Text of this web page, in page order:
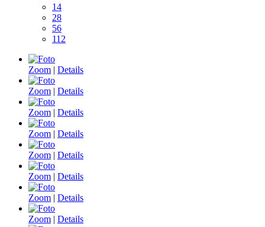
14
28
56
112
Zoom | Details
Zoom | Details
Zoom | Details
Zoom | Details
Zoom | Details
Zoom | Details
Zoom | Details
Zoom | Details